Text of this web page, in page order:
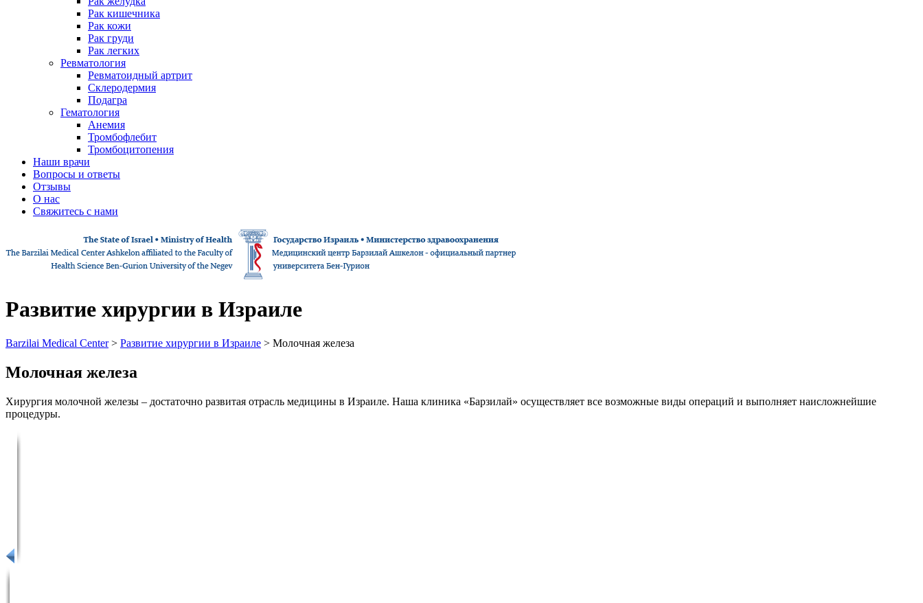
Рак кишечника
Рак кожи
Рак груди
Рак легких
Ревматология
Ревматоидный артрит
Склеродермия
Подагра
Гематология
Анемия
Тромбофлебит
Тромбоцитопения
Наши врачи
Вопросы и ответы
Отзывы
О нас
Свяжитесь с нами
Развитие хирургии в Израиле
Barzilai Medical Center> Развитие хирургии в Израиле > Молочная железа
Молочная железа
Хирургия молочной железы – достаточно развитая отрасль медицины в Израиле. Наша клиника «Барзилай» осуществляет все возможные виды операций и выполняет наисложнейшие
процедуры.